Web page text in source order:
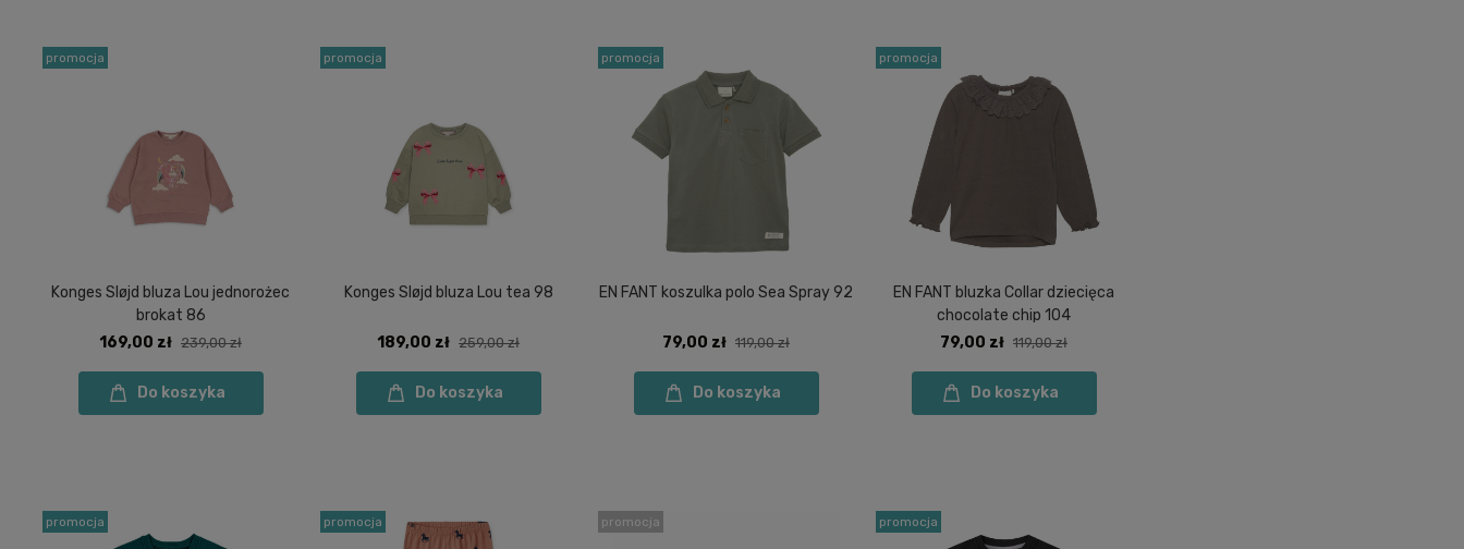
Konges Sløjd bluza Lou jednorożec
brokat 86
169,00 zł 239,00 zł
Do koszyka
promocja
Konges Sløjd bluza Lou tea 98
189,00 zł 259,00 zł
Do koszyka
promocja
EN FANT koszulka polo Sea Spray 92
79,00 zł 119,00 zł
Do koszyka
promocja
EN FANT bluzka Collar dziecięca
chocolate chip 104
79,00 zł 119,00 zł
Do koszyka
promocja
promocja promocja promocja promocja